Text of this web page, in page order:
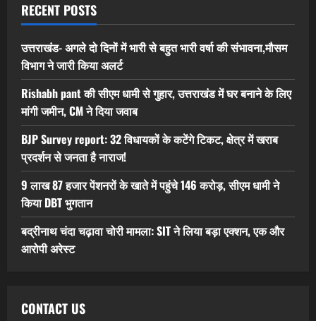
RECENT POSTS
उत्तराखंड- अगले दो दिनों में भारी से बहुत भारी वर्षा की संभावना,मौसम
विभाग ने जारी किया अलर्ट
Rishabh pant की सीएम धामी से गुहार, उत्तराखंड में घर बनाने के लिए
मांगी जमीन, CM ने दिया जवाब
BJP Survey report: 32 विधायकों के कटेंगे टिकट, क्षेत्र में खराब
प्रदर्शन से जनता है नाराज!
9 लाख 87 हजार पेंशनरों के खाते में पहुंचे 146 करोड़, सीएम धामी ने
किया DBT भुगतान
बद्रीनाथ चंदा चढ़ावा चोरी मामला: SIT ने लिया बड़ा एक्शन, एक और
आरोपी अरेस्ट
CONTACT US